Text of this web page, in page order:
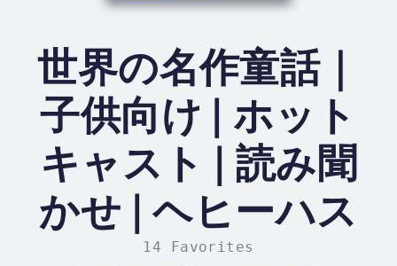
世界の名作童話｜
子供向け | ホット
キャスト | 読み聞
かせ | ヘヒーハス
14 Favorites